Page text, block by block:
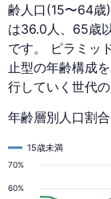
齢人口(15〜64歳
は36.0人、65歳
です。 ピラミッ
止型の年齢構成
行していく世代
年齢層別人口割
60%
70%
15歳未満